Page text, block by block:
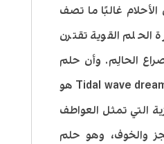
غالبًا ما تصف
الحلم القوية تقترن
الحالِم. وأن حلم
Tidal wave هو
التي تمثل العواطف
والخوف، وهو حلم